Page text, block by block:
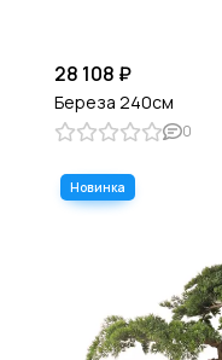
28 108 ₽
Береза 240см
0